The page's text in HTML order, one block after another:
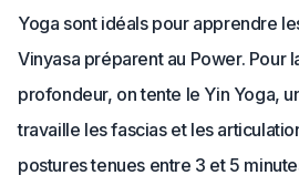
Yoga sont idéals pour apprendre
Vinyasa préparent au Power. Pour
profondeur, on tente le Yin Yoga,
travaille les fascias et les
postures tenues entre 3 et 5